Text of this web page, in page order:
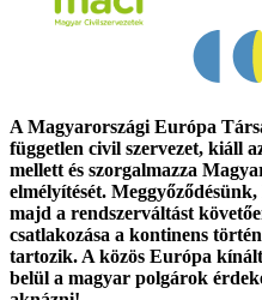
A Magyarországi Európa
független civil szervezet, kiáll
mellett és szorgalmazza
elmélyítését.
majd a rendszerváltást
csatlakozása a kontinens
tartozik. A közös Európa
belül a magyar polgárok